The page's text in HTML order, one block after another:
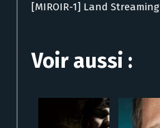
[MIROIR-1] Land Streaming
Voir aussi :